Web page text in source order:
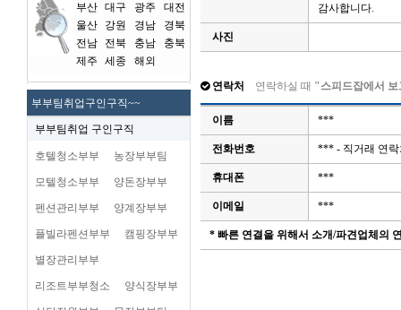
부산 대구 광주
대전
울산
강원 경남
경북
전남
전북 충남
충북
제주
세종 해외
부부팀취업구인구직~~
부부팀취업 구인구직
호텔청소부부 농장부부팀
모텔청소부부 양돈장부부
펜션관리부부 양계장부부
플빌라펜션부부 캠핑장부부
별장관리부부
리조트부부청소 양식장부부
감사합니다.
사진
연락처 연락하실 때 "스피드잡에서
이름 ***
전화번호 *** - 직거래 연
휴대폰 ***
이메일 ***
* 빠른 연결을 위해서 소개/파견업체의